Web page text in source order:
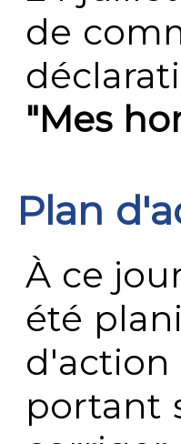
de
"Mes
Plan
À ce
été
portant